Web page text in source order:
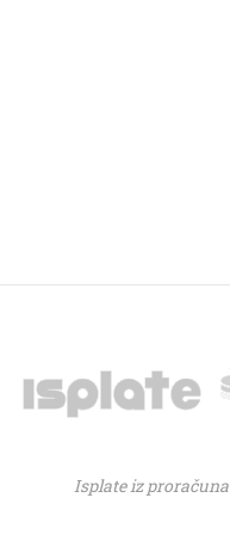
Isplate iz proračuna